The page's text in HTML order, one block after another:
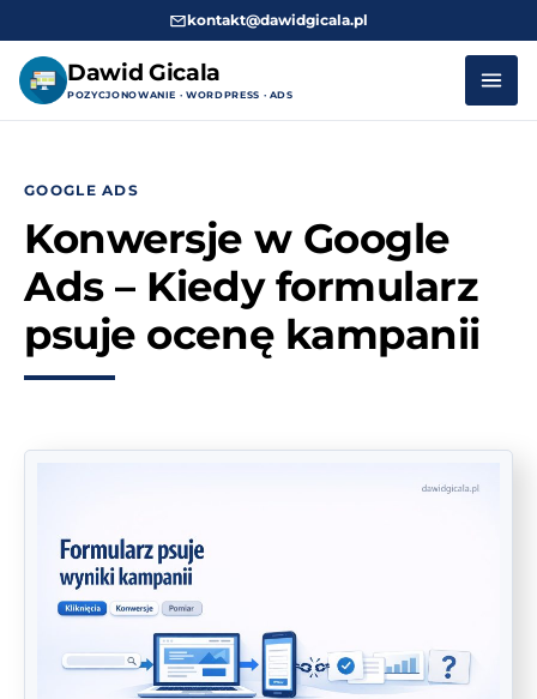
kontakt@dawidgicala.pl
Dawid Gicala
POZYCJONOWANIE · WORDPRESS · ADS
treściGOOGLE ADS
Konwersje w Google
Ads – Kiedy formularz
psuje ocenę kampanii